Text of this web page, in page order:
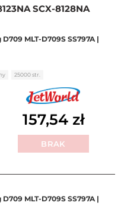
SCX-8128NA
MLT-D709S SS797A |
na 5
25000 str.
157,54 zł
BRAK
MLT-D709S SS797A |